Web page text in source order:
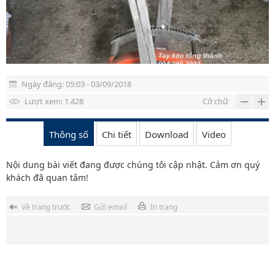
Vật tư máy khoan đập cáp
Vật tư khoan đập hơi
TIN TỨC
LIÊN HỆ
Ngày đăng: 05:03 - 03/09/2018
Lượt xem: 1.428
Cỡ chữ
Thông số Chi tiết Download Video
Nội dung bài viết đang được chúng tôi cập nhật. Cảm ơn quý
khách đã quan tâm!
Về trang trước Gửi email In trang